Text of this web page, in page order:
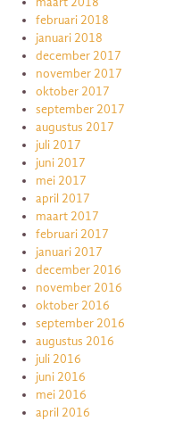
februari 2018
januari 2018
december 2017
november 2017
oktober 2017
september 2017
augustus 2017
juli 2017
juni 2017
mei 2017
april 2017
maart 2017
februari 2017
januari 2017
december 2016
november 2016
oktober 2016
september 2016
augustus 2016
juli 2016
juni 2016
mei 2016
april 2016